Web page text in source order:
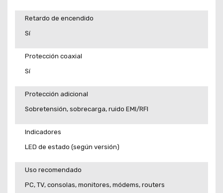
Retardo de encendido
Sí
Protección coaxial
Sí
Protección adicional
Sobretensión, sobrecarga, ruido EMI/RFI
Indicadores
LED de estado (según versión)
Uso recomendado
PC, TV, consolas, monitores, módems, routers